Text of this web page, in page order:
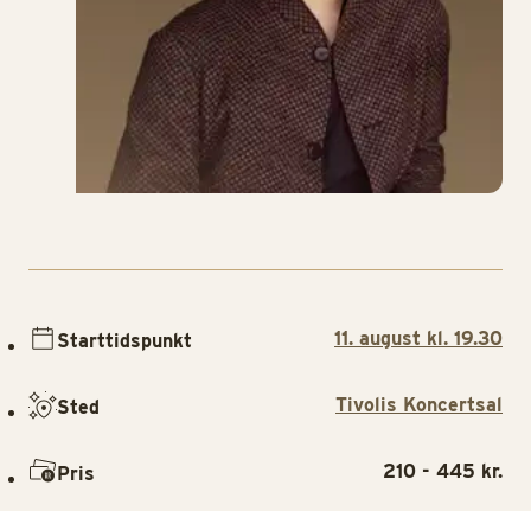
Starttidspunkt 11. august kl. 19.30
Sted Tivolis Koncertsal
Pris 210 - 445 kr.